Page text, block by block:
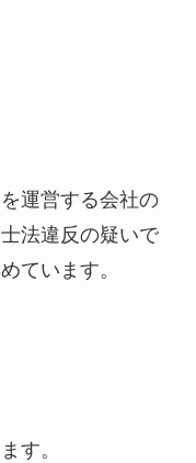
運営する会社の
法違反の疑いで
ています。
す。